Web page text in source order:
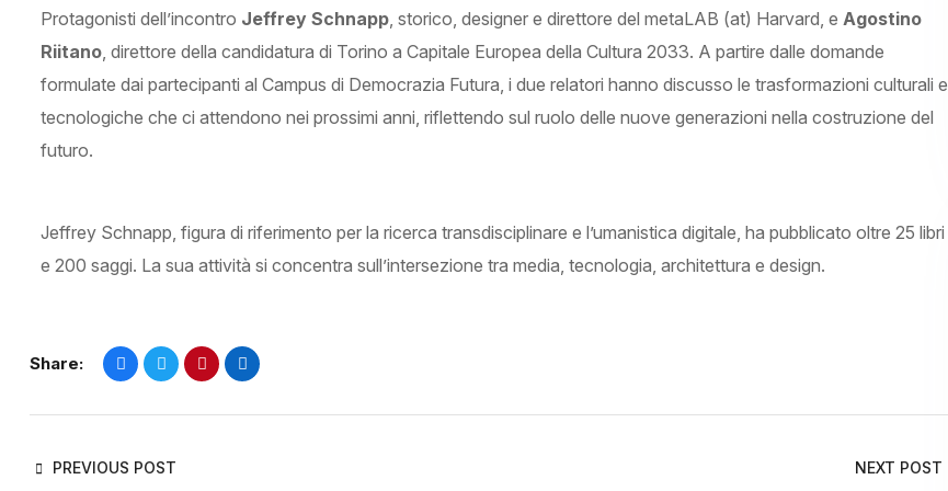
Protagonisti dell’incontro Jeffrey Schnapp, storico, designer e direttore del metaLAB (at) Harvard, e Agostino
Riitano, direttore della candidatura di Torino a Capitale Europea della Cultura 2033. A partire dalle domande
formulate dai partecipanti al Campus di Democrazia Futura, i due relatori hanno discusso le trasformazioni culturali e
tecnologiche che ci attendono nei prossimi anni, riflettendo sul ruolo delle nuove generazioni nella costruzione del
futuro.
Jeffrey Schnapp, figura di riferimento per la ricerca transdisciplinare e l’umanistica digitale, ha pubblicato oltre 25 libri
e 200 saggi. La sua attività si concentra sull’intersezione tra media, tecnologia, architettura e design.
Share:
PREVIOUS POST NEXT POST